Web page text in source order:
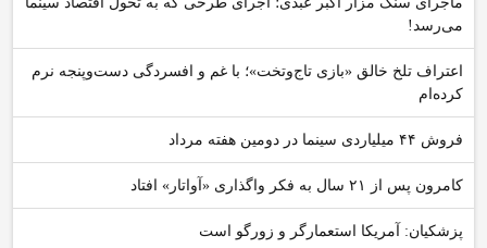
می‌رسد!
اعتراف تلخ خالق «بازی تاج‌وتخت»؛ با غم و افسردگی دست‌وپنجه نرم
کرده‌ام
فروش ۴۴ میلیاردی سینما در دومین هفته‌ مرداد
کامرون پس از ۲۱ سال به فکر واگذاری «آواتار» افتاد
پزشکیان: آمریکا استعمارگر و زورگو است